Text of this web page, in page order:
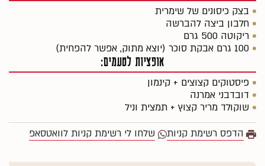
בצק כיסונים של שימרית
חלבון ביצה להברשה
ריקוטה 500 גרם
100 גרם אבקת סוכר (יוצא מתוק, אפשר להפחית)
אופציות לטעמים:
פיסטוקים קצוצים + קינמון
דובדבני אמרנה
שוקולד מריר קצוץ + תמצית וניל
הדפס רשימת קניות שלחו לי רשימת קניות לוואטסאפ